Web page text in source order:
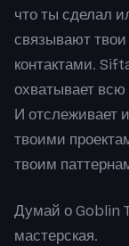
что ты сделал
связывают
контактами.
охватывает
И отслеживает
твоими
твоим
Думай о Goblin
мастерская.